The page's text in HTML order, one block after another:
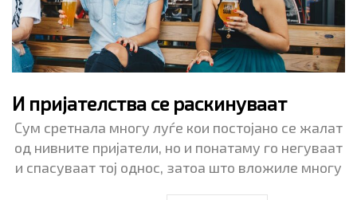
И пријателства се раскинуваат
Сум сретнала многу луѓе кои постојано се жалат
од нивните пријатели, но и понатаму го негуваат
и спасуваат тој однос, затоа што вложиле многу